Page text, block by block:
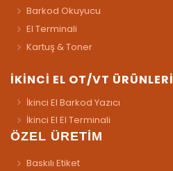
Barkod Okuyucu
El Terminali
Kartuş & Toner
İKİNCİ EL OT/VT ÜRÜNLERİ
İkinci El Barkod Yazıcı
İkinci El El Terminali
ÖZEL ÜRETİM
Baskılı Etiket